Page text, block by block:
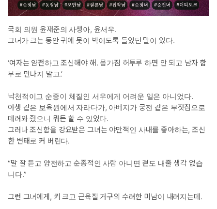
국회 의원 윤재준의 사생아, 윤서우.
그녀가 크는 동안 귀에 못이 박이도록 들었던 말이 있다.
‘여자는 얌전하고 조신해야 해. 몸가짐 허투루 하면 안 되고 남자 함
부로 만나지 말고.’
낙천적이고 순종이 체질인 서우에게 어려운 일은 아니었다.
야생 같은 보육원에서 자라다가, 아버지가 궁전 같은 부잣집으로
데려와 줬으니 뭐든 할 수 있었다.
그러나 조신함을 강요받은 그녀는 야만적인 사내를 좋아하는, 조신
한 변태로 커 버린다.
“말 잘 듣고 얌전하고 순종적인 사람 아니면 곁도 내줄 생각 없습
니다.”
그런 그녀에게, 키 크고 근육질 거구의 수려한 미남이 내려지는데.